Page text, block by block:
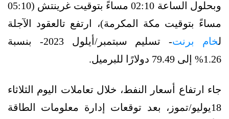
وبحلول الساعة 02:10 مساءً بتوقيت غرينتش (05:10
مساءً بتوقيت مكة المكرمة)، ارتفع تالعقود الآجلة
لخام برنت
- تسليم سبتمبر/أيلول 2023- بنسبة
1.26% إلى 79.49 دولارًا للبرميل.
جاء ارتفاع أسعار النفط، خلال تعاملات اليوم الثلاثاء
18يوليو/تموز، بعد توقعات إدارة معلومات الطاقة